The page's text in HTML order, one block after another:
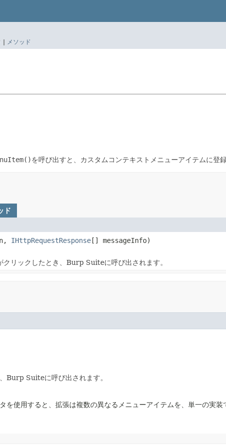
| メソッド
を呼び出すと、カスタムコンテキストメニューアイテムに登録
ド
IHttpRequestResponse[] messageInfo)
リックしたとき、Burp Suiteに呼び出されます。
Burp Suiteに呼び出されます。
使用すると、拡張は複数の異なるメニューアイテムを、単一の実装